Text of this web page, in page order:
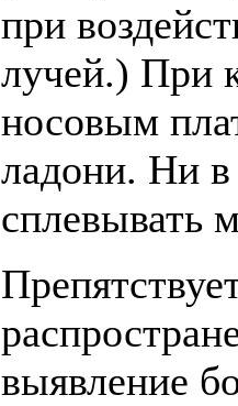
при
лучей.) При
носовым
ладони. Ни в
сплевывать
выявление